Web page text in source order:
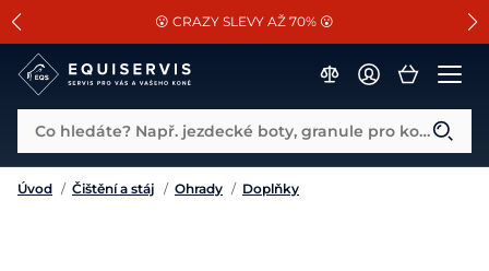
SLEVA 13% na vše od Cassini!
😮 CRAZY SLEVY AŽ 70% 😮
📐Pasování a doplňky k vybraným sedlům ZDARMA 🐴
Co hledáte? Např. jezdecké boty, granule pro koně...
Úvod / Čištění a stáj / Ohrady / Doplňky